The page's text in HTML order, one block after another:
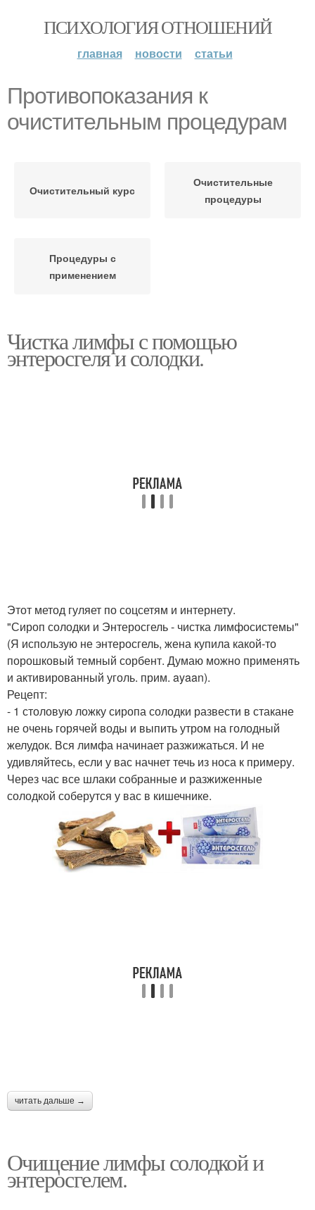
ПСИХОЛОГИЯ ОТНОШЕНИЙ
главная новости статьи
Противопоказания к
очистительным процедурам
Очистительный курс
Очистительные
процедуры
Процедуры с
применением
Чистка лимфы с помощью
энтеросгеля и солодки.
Этот метод гуляет по соцсетям и интернету.
"Сироп солодки и Энтеросгель - чистка лимфосистемы"
(Я использую не энтеросгель, жена купила какой-то
порошковый темный сорбент. Думаю можно применять
и активированный уголь. прим. ayaan).
Рецепт:
- 1 столовую ложку сиропа солодки развести в стакане
не очень горячей воды и выпить утром на голодный
желудок. Вся лимфа начинает разжижаться. И не
удивляйтесь, если у вас начнет течь из носа к примеру.
Через час все шлаки собранные и разжиженные
солодкой соберутся у вас в кишечнике.
читать дальше →
Очищение лимфы солодкой и
энтеросгелем.